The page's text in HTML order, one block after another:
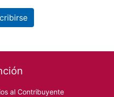
al Contribuyente